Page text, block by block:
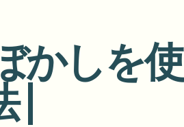
括背景除去
用背景除去パイプライン
かしを使
|